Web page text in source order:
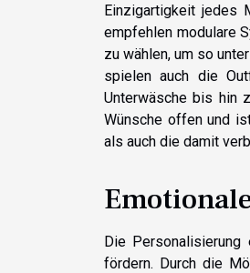
Einzigartigkeit jedes
empfehlen modulare
zu wählen, um so
spielen auch die
Unterwäsche bis hin
Wünsche offen und
als auch die damit
Die
fördern. Durch die